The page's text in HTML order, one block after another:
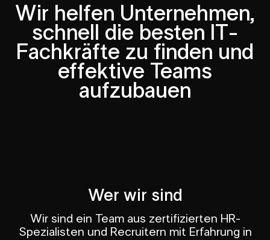
Wir helfen Unternehmen,
schnell die besten IT-
Fachkräfte zu finden und
effektive Teams
aufzubauen
Wer wir sind
Wir sind ein Team aus zertifizierten HR-
Spezialisten und Recruitern mit Erfahrung in